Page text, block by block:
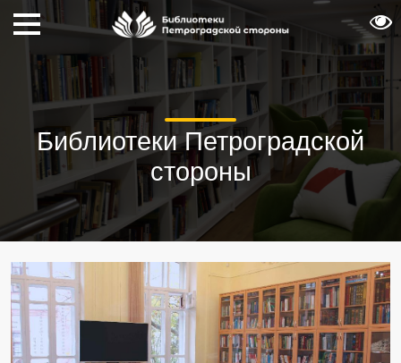
Библиотеки Петроградской
стороны